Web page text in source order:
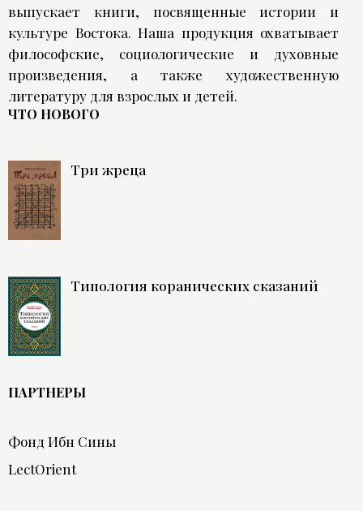
выпускает книги, посвященные истории и
культуре Востока. Наша продукция охватывает
философские, социологические и духовные
произведения, а также художественную
литературу для взрослых и детей.
ЧТО НОВОГО
Три жреца
Типология коранических сказаний
ПАРТНЕРЫ
Фонд Ибн Сины
LectOrient